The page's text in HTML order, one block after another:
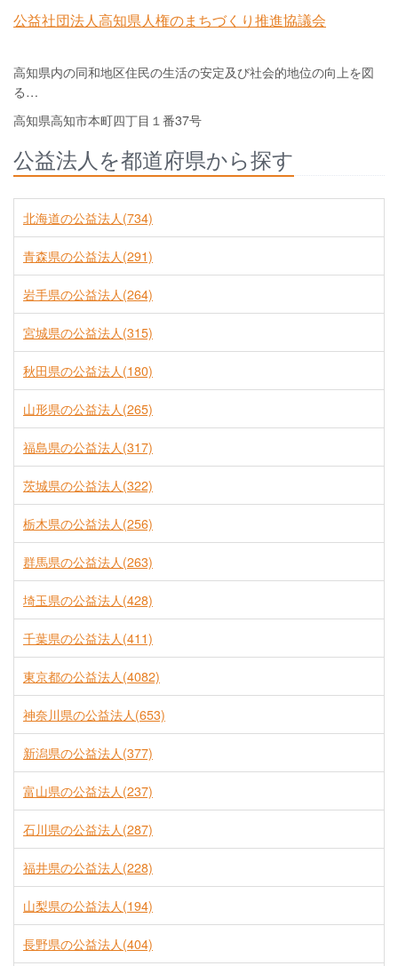
公益社団法人高知県人権のまちづくり推進協議会
高知県内の同和地区住民の生活の安定及び社会的地位の向上を図
る…
高知県高知市本町四丁目１番37号
公益法人を都道府県から探す
北海道の公益法人(734)
青森県の公益法人(291)
岩手県の公益法人(264)
宮城県の公益法人(315)
秋田県の公益法人(180)
山形県の公益法人(265)
福島県の公益法人(317)
茨城県の公益法人(322)
栃木県の公益法人(256)
群馬県の公益法人(263)
埼玉県の公益法人(428)
千葉県の公益法人(411)
東京都の公益法人(4082)
神奈川県の公益法人(653)
新潟県の公益法人(377)
富山県の公益法人(237)
石川県の公益法人(287)
福井県の公益法人(228)
山梨県の公益法人(194)
長野県の公益法人(404)